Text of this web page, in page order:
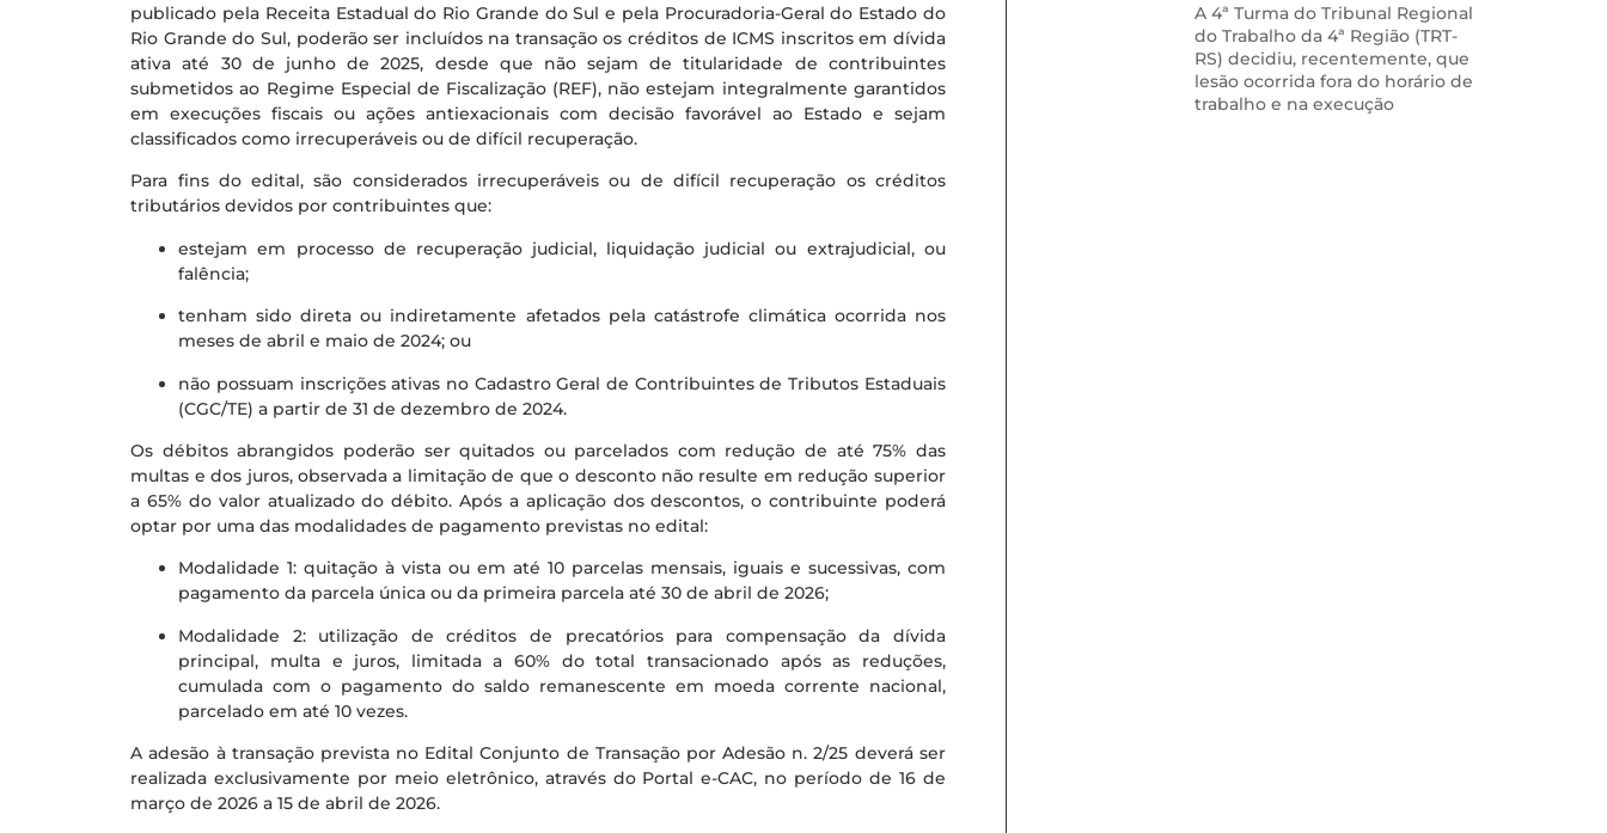
publicado pela Receita Estadual do Rio Grande do Sul e pela Procuradoria-Geral do Estado do
Rio Grande do Sul, poderão ser incluídos na transação os créditos de ICMS inscritos em dívida
ativa até 30 de junho de 2025, desde que não sejam de titularidade de contribuintes
submetidos ao Regime Especial de Fiscalização (REF), não estejam integralmente garantidos
em execuções fiscais ou ações antiexacionais com decisão favorável ao Estado e sejam
classificados como irrecuperáveis ou de difícil recuperação.
Para fins do edital, são considerados irrecuperáveis ou de difícil recuperação os créditos
tributários devidos por contribuintes que:
estejam em processo de recuperação judicial, liquidação judicial ou extrajudicial, ou
falência;
tenham sido direta ou indiretamente afetados pela catástrofe climática ocorrida nos
meses de abril e maio de 2024; ou
não possuam inscrições ativas no Cadastro Geral de Contribuintes de Tributos Estaduais
(CGC/TE) a partir de 31 de dezembro de 2024.
Os débitos abrangidos poderão ser quitados ou parcelados com redução de até 75% das
multas e dos juros, observada a limitação de que o desconto não resulte em redução superior
a 65% do valor atualizado do débito. Após a aplicação dos descontos, o contribuinte poderá
optar por uma das modalidades de pagamento previstas no edital:
Modalidade 1: quitação à vista ou em até 10 parcelas mensais, iguais e sucessivas, com
pagamento da parcela única ou da primeira parcela até 30 de abril de 2026;
Modalidade 2: utilização de créditos de precatórios para compensação da dívida
principal, multa e juros, limitada a 60% do total transacionado após as reduções,
cumulada com o pagamento do saldo remanescente em moeda corrente nacional,
parcelado em até 10 vezes.
A adesão à transação prevista no Edital Conjunto de Transação por Adesão n. 2/25 deverá ser
realizada exclusivamente por meio eletrônico, através do Portal e-CAC, no período de 16 de
março de 2026 a 15 de abril de 2026.
A 4ª Turma do Tribunal Regional
do Trabalho da 4ª Região (TRT-
RS) decidiu, recentemente, que
lesão ocorrida fora do horário de
trabalho e na execução